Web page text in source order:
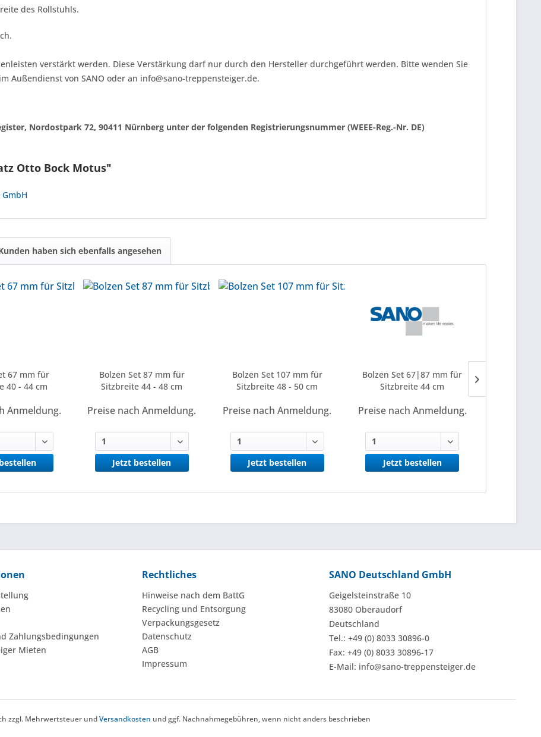
des Rollstuhls.
verstärkt werden. Diese Verstärkung darf nur durch den Hersteller durchgeführt werden. Bitte wenden Sie
Außendienst von SANO oder an info@sano-treppensteiger.de.
Nordostpark 72, 90411 Nürnberg unter der folgenden Registrierungsnummer (WEEE-Reg.-Nr. DE)
Otto Bock Motus"
haben sich ebenfalls angesehen
67 mm für
40 - 44 cm
Anmeldung.
Bolzen Set 87 mm für
Sitzbreite 44 - 48 cm
Preise nach Anmeldung.
Jetzt bestellen
Bolzen Set 107 mm für
Sitzbreite 48 - 50 cm
Preise nach Anmeldung.
Jetzt bestellen
Bolzen Set 67|87 mm für
Sitzbreite 44 cm
Preise nach Anmeldung.
Jetzt bestellen
Zahlungsbedingungen
Mieten
Rechtliches
Hinweise nach dem BattG
Recycling und Entsorgung
Verpackungsgesetz
Datenschutz
AGB
Impressum
SANO Deutschland GmbH
Geigelsteinstraße 10
83080 Oberaudorf
Deutschland
Tel.: +49 (0) 8033 30896-0
Fax: +49 (0) 8033 30896-17
E-Mail: info@sano-treppensteiger.de
zzgl. Mehrwertsteuer undVersandkosten und ggf. Nachnahmegebühren, wenn nicht anders beschrieben